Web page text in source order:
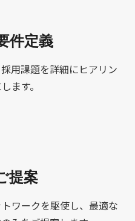
件定義
用課題を詳細にヒアリン
ます。
提案
ワークを駆使し、最適な